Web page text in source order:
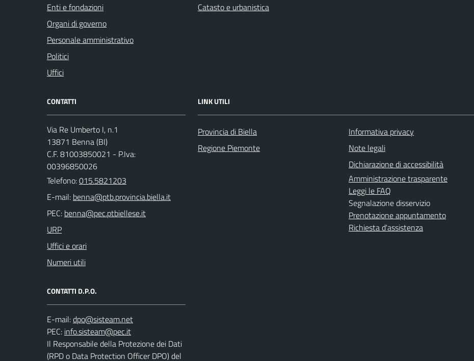
Enti e fondazioni
Organi di governo
Personale amministrativo
Politici
Uffici
Catasto e urbanistica
CONTATTI
Via Re Umberto I, n.1
13871 Benna (BI)
C.F. 81003850021 - P.Iva:
00396850026
Telefono:015.5821203
E-mail:
PEC:
URP
Uffici e orari
Numeri utili
CONTATTI D.P.O.
E-mail:
PEC:
Il Responsabile della Protezione dei Dati
(RPD o Data Protection Officer DPO) del
LINK UTILI
Provincia di Biella
Regione Piemonte
Informativa privacy
Note legali
Dichiarazione di accessibilità
Amministrazione trasparente
Leggi le FAQ
Segnalazione disservizio
Prenotazione appuntamento
Richiesta d'assistenza